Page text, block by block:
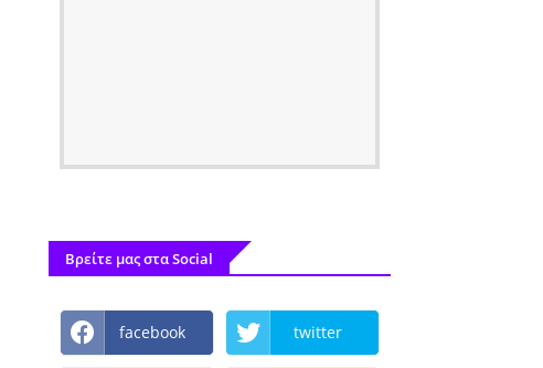
Βρείτε μας στα Social
facebook twitter